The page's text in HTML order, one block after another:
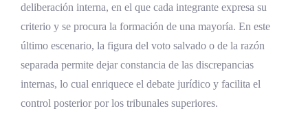
ordinario
La protección de derechos de grupos en
condición de vulnerabilidad
La relación entre el sistema penal y la
justicia restaurativa
deliberación interna, en el que cada integrante expresa su
criterio y se procura la formación de una mayoría. En este
último escenario, la figura del voto salvado o de la razón
separada permite dejar constancia de las discrepancias
internas, lo cual enriquece el debate jurídico y facilita el
control posterior por los tribunales superiores.